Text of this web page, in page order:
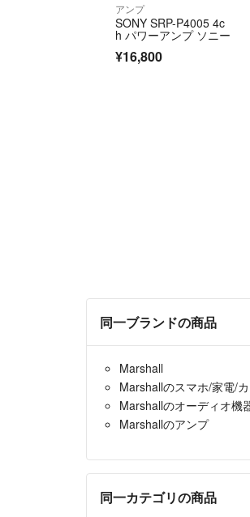
アンプ
SONY SRP-P4005 4c
h パワーアンプ ソニー
¥16,800
同一ブランドの商品
Marshall
Marshallのスマホ/家電/
Marshallのオーディオ機
Marshallのアンプ
同一カテゴリの商品